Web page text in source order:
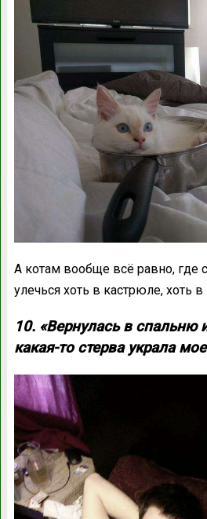
А котам вообще всё равно, где
улечься хоть в кастрюле, хоть
10. «Вернулась в спальню
какая-то стерва украла